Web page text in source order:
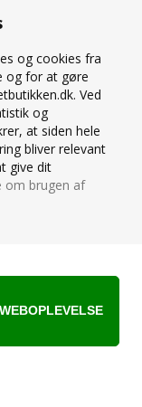
og cookies fra
og for at gøre
Ved
og
at siden hele
bliver relevant
give dit
om brugen af
EUROPEAN
TÅSPIDSSKO